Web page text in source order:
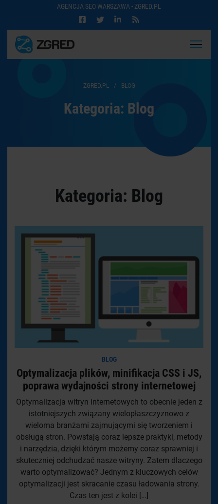
AGENCJA SEO WARSZAWA - ZGRED.PL
ZGRED.PL / BLOG
Kategoria: Blog
Kategoria: Blog
BLOG
Optymalizacja plików, minifikacja CSS i JS,
poprawa wydajności strony internetowej
Optymalizacja witryn internetowych to obecnie jeden z
istotniejszych związany wielopłaszczyznowo z
wieloma branżami zajmującymi się tworzeniem i
obsługą stron. Powstają coraz lepsze praktyki, metody
i narzędzia, dzięki którym możemy coraz sprawniej i
skuteczniej odchudzać nasze witryny. Zatem dlaczego
warto optymalizować? Jednym z kluczowych celów
optymalizacji jest skracanie czasu ładowania strony.
Czas ten jest z kolei […]